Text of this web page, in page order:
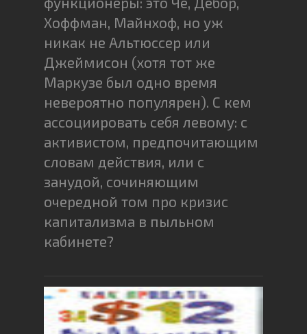
Хоффман, Майнхоф, но уж
никак не Альтюссер или
Джеймисон (хотя тот же
Маркузе был одно время
невероятно популярен). С кем
ассоциировать себя левому: с
активистом, предпочитающим
словам действия, или с
занудой, сочиняющим
очередной том про кризис
капитализма в пыльном
кабинете?